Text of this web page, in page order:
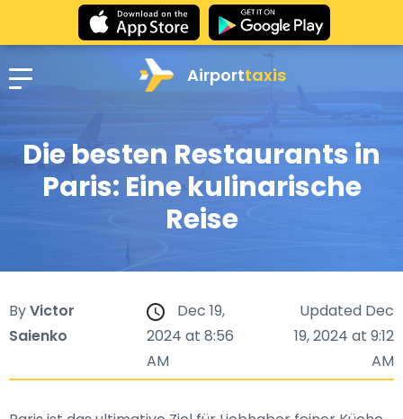
Airporttaxis
Die besten Restaurants in
Paris: Eine kulinarische
Reise
ByVictor
Saienko
Dec 19,
2024 at 8:56
AM
Updated Dec
19, 2024 at 9:12
AM